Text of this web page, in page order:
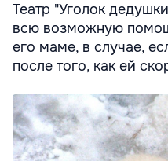
Театр "Уголок
всю возможную
его маме, в случае,
после того, как ей